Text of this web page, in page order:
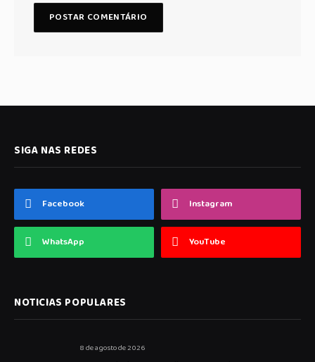
SIGA NAS REDES
Facebook Instagram
WhatsApp YouTube
NOTICIAS POPULARES
8 de agosto de 2026